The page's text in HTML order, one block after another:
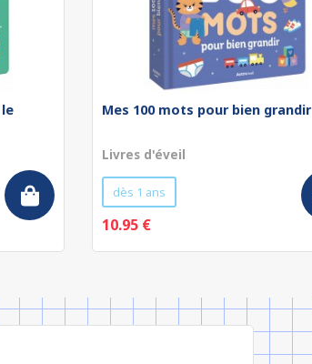
Mes 100 mots pour bien grandir
Livres d'éveil
dès 1 ans
10.95 €